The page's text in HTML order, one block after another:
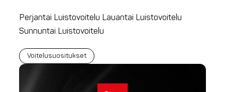
Perjantai Luistovoitelu Lauantai Luistovoitelu
Sunnuntai Luistovoitelu
Voitelusuositukset